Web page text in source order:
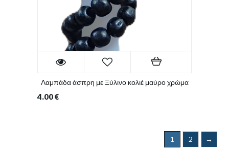
Λαμπάδα άσπρη με Ξύλινο κολιέ μαύρο χρώμα
4.00€
1 2 →